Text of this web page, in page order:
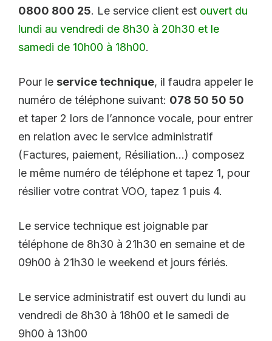
0800 800 25. Le service client est ouvert du
lundi au vendredi de 8h30 à 20h30 et le
samedi de 10h00 à 18h00.
Pour le service technique, il faudra appeler le
numéro de téléphone suivant: 078 50 50 50
et taper 2 lors de l’annonce vocale, pour entrer
en relation avec le service administratif
(Factures, paiement, Résiliation…) composez
le même numéro de téléphone et tapez 1, pour
résilier votre contrat VOO, tapez 1 puis 4.
Le service technique est joignable par
téléphone de 8h30 à 21h30 en semaine et de
09h00 à 21h30 le weekend et jours fériés.
Le service administratif est ouvert du lundi au
vendredi de 8h30 à 18h00 et le samedi de
9h00 à 13h00